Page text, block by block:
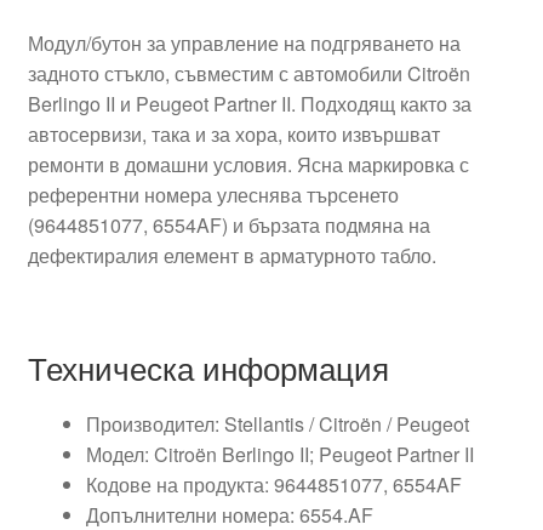
Модул/бутон за управление на подгряването на
задното стъкло, съвместим с автомобили Citroën
Berlingo II и Peugeot Partner II. Подходящ както за
автосервизи, така и за хора, които извършват
ремонти в домашни условия. Ясна маркировка с
референтни номера улеснява търсенето
(9644851077, 6554AF) и бързата подмяна на
дефектиралия елемент в арматурното табло.
Техническа информация
Производител: Stellantis / Citroën / Peugeot
Модел: Citroën Berlingo II; Peugeot Partner II
Кодове на продукта: 9644851077, 6554AF
Допълнителни номера: 6554.AF